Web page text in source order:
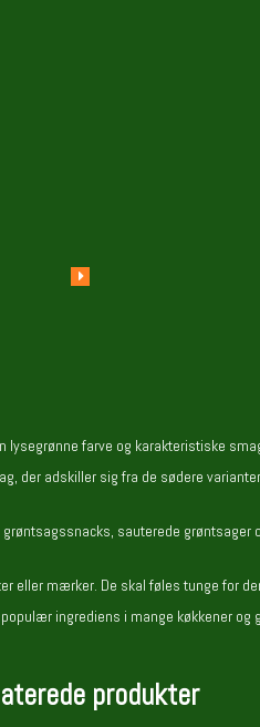
lysegrønne farve og karakteristiske
der adskiller sig fra de sødere
sauterede
eller mærker. De skal føles tunge for
ingrediens i mange køkkener
produkter